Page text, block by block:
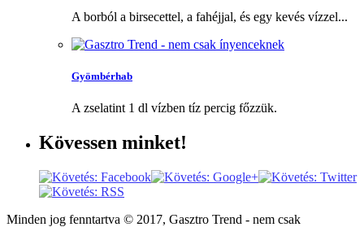
A borból a birsecettel, a fahéjjal, és egy kevés vízzel...
Gyömbérhab
A zselatint 1 dl vízben tíz percig főzzük.
Kövessen minket!
Minden jog fenntartva © 2017, Gasztro Trend - nem csak